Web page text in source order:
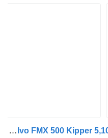
Volvo FMX 500 Kipper 5,10m + BORDMATIC * 6x4 * TOP